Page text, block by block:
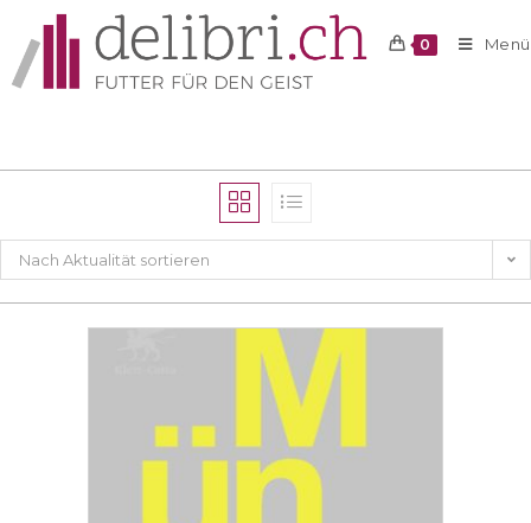
0 Menü
Nach Aktualität sortieren